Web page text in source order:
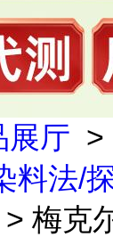
展厅 >
料法/
> 梅克